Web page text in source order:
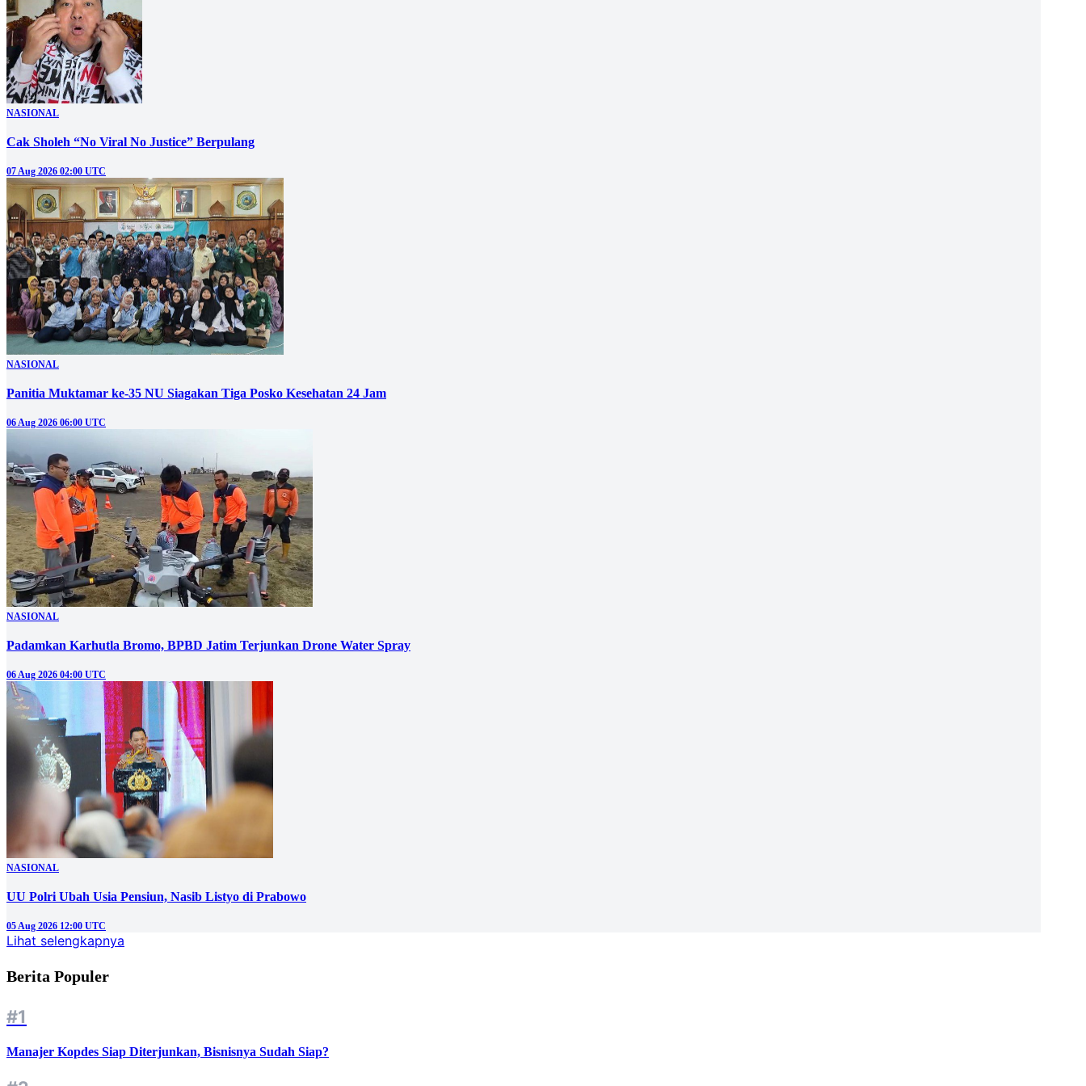
NASIONAL
Cak Sholeh “No Viral No Justice” Berpulang
07 Aug 2026 02:00 UTC
NASIONAL
Panitia Muktamar ke-35 NU Siagakan Tiga Posko Kesehatan 24 Jam
06 Aug 2026 06:00 UTC
NASIONAL
Padamkan Karhutla Bromo, BPBD Jatim Terjunkan Drone Water Spray
06 Aug 2026 04:00 UTC
NASIONAL
UU Polri Ubah Usia Pensiun, Nasib Listyo di Prabowo
05 Aug 2026 12:00 UTC
Lihat selengkapnya
Berita Populer
#1
Manajer Kopdes Siap Diterjunkan, Bisnisnya Sudah Siap?